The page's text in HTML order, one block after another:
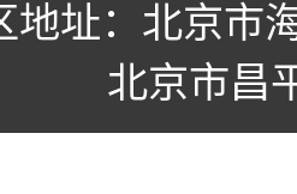
地址：北京市
北京市昌